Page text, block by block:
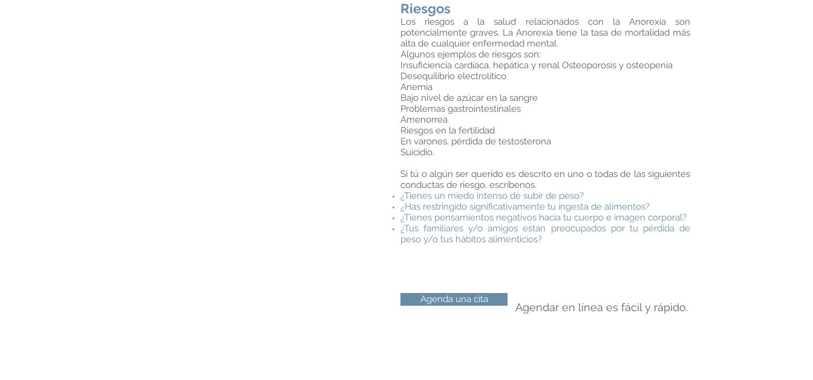
Riesgos
Los riesgos a la salud relacionados con la Anorexia son
potencialmente graves. La Anorexia tiene la tasa de mortalidad más
alta de cualquier enfermedad mental.
Algunos ejemplos de riesgos son:
Insuficiencia cardíaca, hepática y renal Osteoporosis y osteopenia
Desequilibrio electrolítico
Anemia
Bajo nivel de azúcar en la sangre
Problemas gastrointestinales
Amenorrea
Riesgos en la fertilidad
En varones, pérdida de testosterona
Suicidio.
Si tú o algún ser querido es descrito en uno o todas de las siguientes
conductas de riesgo, escríbenos.
¿Tienes un miedo intenso de subir de peso?
¿Has restringido significativamente tu ingesta de alimentos?
¿Tienes pensamientos negativos hacia tu cuerpo e imagen corporal?
¿Tus familiares y/o amigos están preocupados por tu pérdida de
peso y/o tus hábitos alimenticios?
Agenda una cita
Agendar en línea es fácil y rápido.